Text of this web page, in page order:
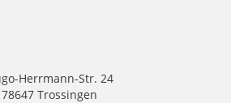
Herrmann-Str. 24
78647 Trossingen